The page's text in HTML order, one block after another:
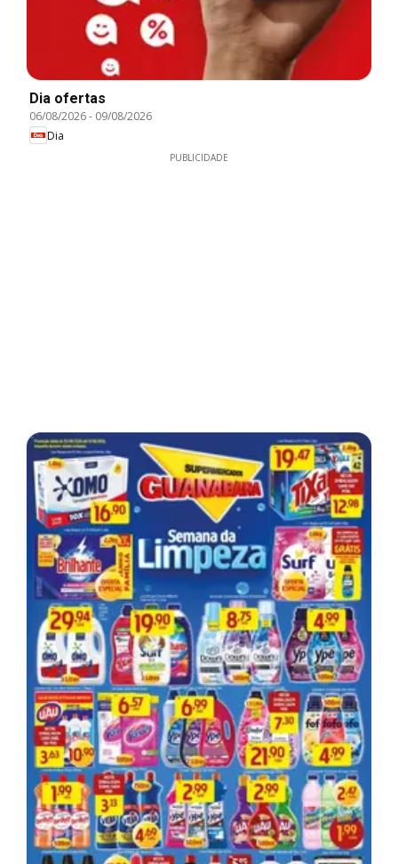
Dia ofertas
06/08/2026- 09/08/2026
Dia
PUBLICIDADE